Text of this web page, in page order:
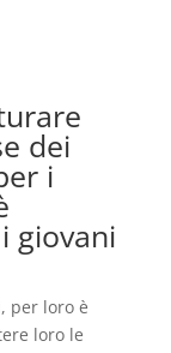
dei
i
giovani
per loro è
loro le